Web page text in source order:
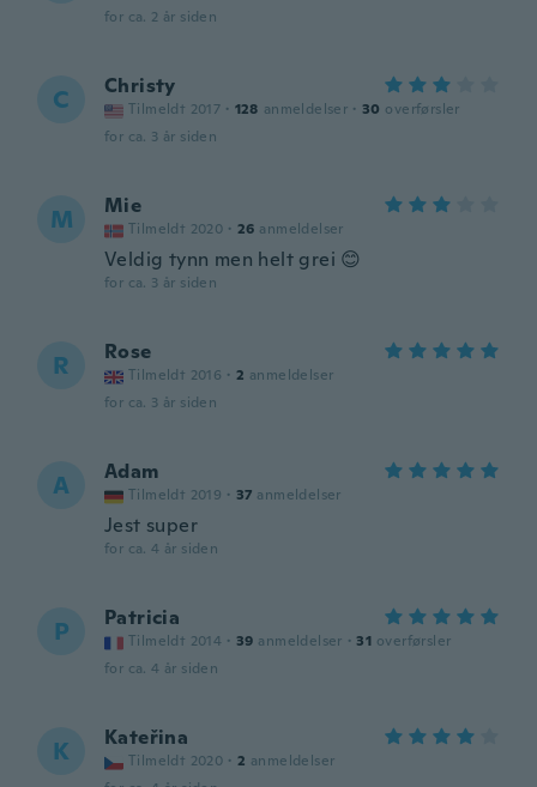
for ca. 2 år siden
C Christy
Tilmeldt 2017 · 128 anmeldelser · 30 overførsler
for ca. 3 år siden
M Mie
Tilmeldt 2020 · 26 anmeldelser
Veldig tynn men helt grei 😊
for ca. 3 år siden
R Rose
Tilmeldt 2016 · 2 anmeldelser
for ca. 3 år siden
A Adam
Tilmeldt 2019 · 37 anmeldelser
Jest super
for ca. 4 år siden
P Patricia
Tilmeldt 2014 · 39 anmeldelser · 31 overførsler
for ca. 4 år siden
K Kateřina
Tilmeldt 2020 · 2 anmeldelser